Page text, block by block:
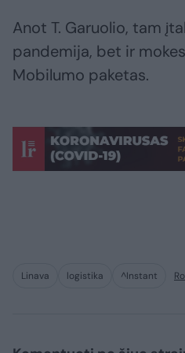
Anot T. Garuolio, tam
pandemija, bet ir
Mobilumo paketas.
Linava logistika ^Instant